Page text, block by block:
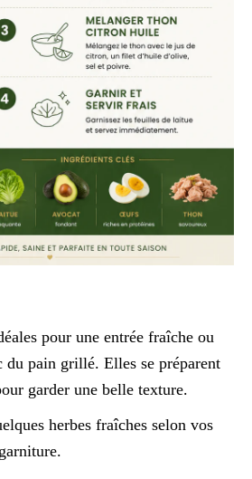
pour une entrée fraîche ou
du pain grillé. Elles se préparent
garder une belle texture.
herbes fraîches selon vos